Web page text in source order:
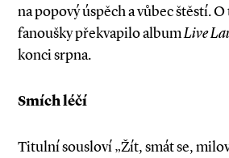
na popový úspěch a vůbec štěstí.
fanoušky překvapilo albumLive
konci srpna.
Smích léčí
Titulní sousloví „Žít, smát se,